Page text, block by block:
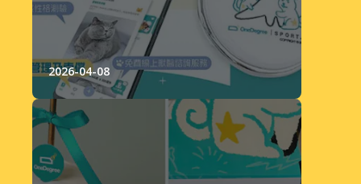
2026-04-08